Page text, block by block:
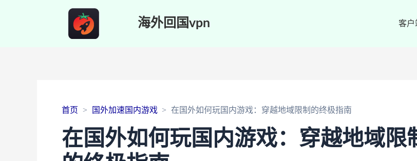
海外回国vpn 客户
首页 国外加速国内游戏 在国外如何玩国内游戏：穿越地域限制的终极指南
在国外如何玩国内游戏：穿越地域限